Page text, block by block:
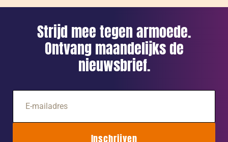
week
Strijd mee tegen armoede.
Ontvang maandelijks de
nieuwsbrief.
mailadres
Inschrijven